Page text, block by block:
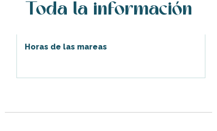
Toda la información
Horas de las mareas